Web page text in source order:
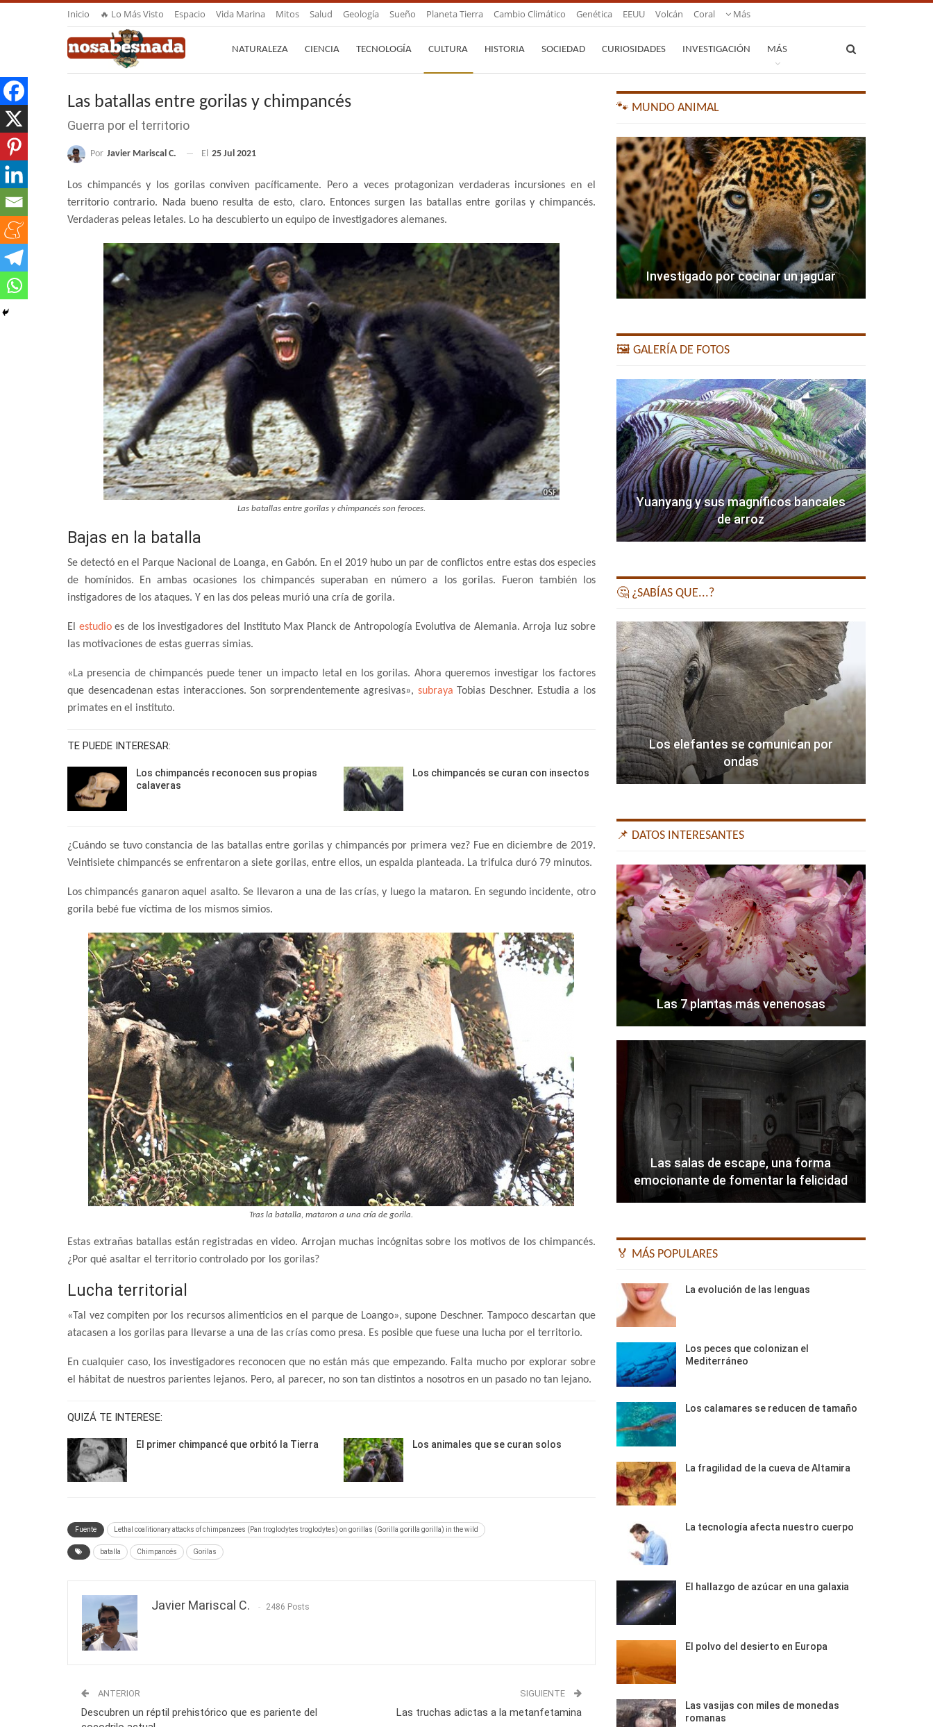
Inicio 🔥 Lo Más Visto Espacio Vida Marina Mitos Salud Geología Sueño Planeta Tierra Cambio Climático Genética EEUU Volcán Coral Más
NATURALEZA CIENCIA TECNOLOGÍA CULTURA HISTORIA SOCIEDAD CURIOSIDADES INVESTIGACIÓN MÁS
Las batallas entre gorilas y chimpancés
Guerra por el territorio
Por Javier Mariscal C. El 25 Jul 2021
Los chimpancés y los gorilas conviven pacíficamente. Pero a veces protagonizan verdaderas incursiones en el
territorio contrario. Nada bueno resulta de esto, claro. Entonces surgen las batallas entre gorilas y chimpancés.
Verdaderas peleas letales. Lo ha descubierto un equipo de investigadores alemanes.
Las batallas entre gorilas y chimpancés son feroces.
Bajas en la batalla
Se detectó en el Parque Nacional de Loanga, en Gabón. En el 2019 hubo un par de conflictos entre estas dos especies
de homínidos. En ambas ocasiones los chimpancés superaban en número a los gorilas. Fueron también los
instigadores de los ataques. Y en las dos peleas murió una cría de gorila.
El estudioes de los investigadores del Instituto Max Planck de Antropología Evolutiva de Alemania. Arroja luz sobre
las motivaciones de estas guerras simias.
«La presencia de chimpancés puede tener un impacto letal en los gorilas. Ahora queremos investigar los factores
que desencadenan estas interacciones. Son sorprendentemente agresivas», subraya Tobias Deschner. Estudia a los
primates en el instituto.
TE PUEDE INTERESAR:
Los chimpancés reconocen sus propias
calaveras
Los chimpancés se curan con insectos
¿Cuándo se tuvo constancia de las batallas entre gorilas y chimpancés por primera vez? Fue en diciembre de 2019.
Veintisiete chimpancés se enfrentaron a siete gorilas, entre ellos, un espalda planteada. La trifulca duró 79 minutos.
Los chimpancés ganaron aquel asalto. Se llevaron a una de las crías, y luego la mataron. En segundo incidente, otro
gorila bebé fue víctima de los mismos simios.
Tras la batalla, mataron a una cría de gorila.
Estas extrañas batallas están registradas en video. Arrojan muchas incógnitas sobre los motivos de los chimpancés.
¿Por qué asaltar el territorio controlado por los gorilas?
Lucha territorial
«Tal vez compiten por los recursos alimenticios en el parque de Loango», supone Deschner. Tampoco descartan que
atacasen a los gorilas para llevarse a una de las crías como presa. Es posible que fuese una lucha por el territorio.
En cualquier caso, los investigadores reconocen que no están más que empezando. Falta mucho por explorar sobre
el hábitat de nuestros parientes lejanos. Pero, al parecer, no son tan distintos a nosotros en un pasado no tan lejano.
QUIZÁ TE INTERESE:
El primer chimpancé que orbitó la Tierra Los animales que se curan solos
Fuente Lethal coalitionary attacks of chimpanzees (Pan troglodytes troglodytes) on gorillas (Gorilla gorilla gorilla) in the wild
batalla Chimpancés Gorilas
Javier Mariscal C. 2486 Posts
ANTERIOR
Descubren un réptil prehistórico que es pariente del
SIGUIENTE
Las truchas adictas a la metanfetamina
🐾 MUNDO ANIMAL
Investigado por cocinar un jaguar
🖼️ GALERÍA DE FOTOS
Yuanyang y sus magníficos bancales
de arroz
🤔 ¿SABÍAS QUE...?
Los elefantes se comunican por
ondas
📌 DATOS INTERESANTES
Las 7 plantas más venenosas
Las salas de escape, una forma
emocionante de fomentar la felicidad
🏅 MÁS POPULARES
La evolución de las lenguas
Los peces que colonizan el
Mediterráneo
Los calamares se reducen de tamaño
La fragilidad de la cueva de Altamira
La tecnología afecta nuestro cuerpo
El hallazgo de azúcar en una galaxia
El polvo del desierto en Europa
Las vasijas con miles de monedas
romanas